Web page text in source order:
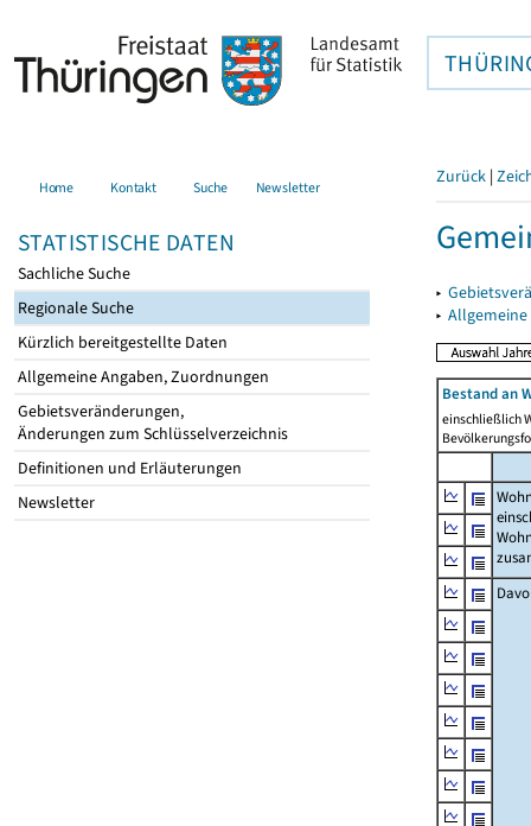
Home Kontakt Suche Newsletter
STATISTISCHE DATEN
Sachliche Suche
Regionale Suche
Kürzlich bereitgestellte Daten
Allgemeine Angaben, Zuordnungen
Gebietsveränderungen,
Änderungen zum Schlüsselverzeichnis
Definitionen und Erläuterungen
Newsletter
Zurück |
▸
▸
Bestand an
einschließlich